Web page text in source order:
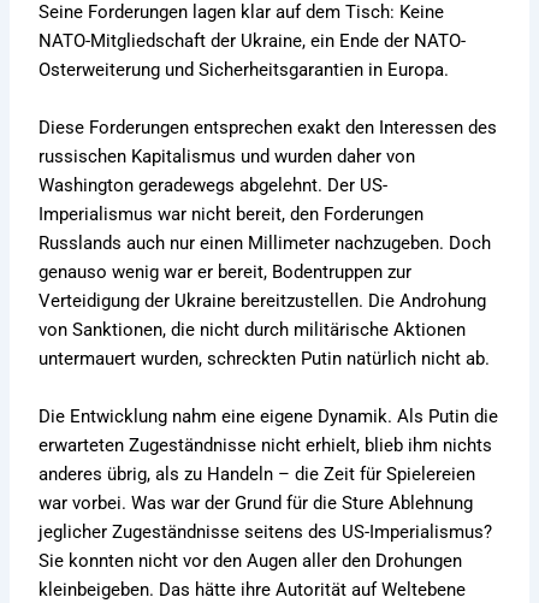
Seine Forderungen lagen klar auf dem Tisch: Keine
NATO-Mitgliedschaft der Ukraine, ein Ende der NATO-
Osterweiterung und Sicherheitsgarantien in Europa.
Diese Forderungen entsprechen exakt den Interessen des
russischen Kapitalismus und wurden daher von
Washington geradewegs abgelehnt. Der US-
Imperialismus war nicht bereit, den Forderungen
Russlands auch nur einen Millimeter nachzugeben. Doch
genauso wenig war er bereit, Bodentruppen zur
Verteidigung der Ukraine bereitzustellen. Die Androhung
von Sanktionen, die nicht durch militärische Aktionen
untermauert wurden, schreckten Putin natürlich nicht ab.
Die Entwicklung nahm eine eigene Dynamik. Als Putin die
erwarteten Zugeständnisse nicht erhielt, blieb ihm nichts
anderes übrig, als zu Handeln – die Zeit für Spielereien
war vorbei. Was war der Grund für die Sture Ablehnung
jeglicher Zugeständnisse seitens des US-Imperialismus?
Sie konnten nicht vor den Augen aller den Drohungen
kleinbeigeben. Das hätte ihre Autorität auf Weltebene